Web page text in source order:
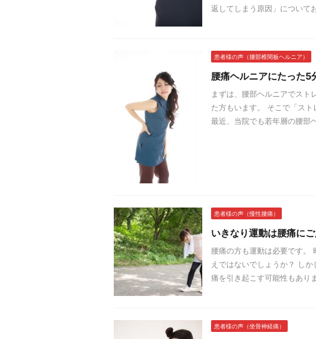
返してしまう原因」について
患者様の声（腰部椎間板ヘルニア）
腰痛ヘルニアにたった5
まずは、腰部ヘルニアでスト
た方もいます。 そこで「スト
最近、当院でも若年層の腰部
患者様の声（慢性腰痛）
いきなり運動は腰痛にご
腰痛の方も運動は必要です。
えではないでしょうか？ し
痛を引き起こす可能性もあり
患者様の声（坐骨神経痛）